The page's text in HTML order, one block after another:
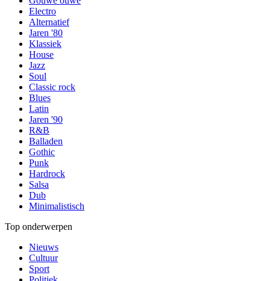
Electro
Alternatief
Jaren '80
Klassiek
House
Jazz
Soul
Classic rock
Blues
Latin
Jaren '90
R&B
Balladen
Gothic
Punk
Hardrock
Salsa
Dub
Minimalistisch
Top onderwerpen
Nieuws
Cultuur
Sport